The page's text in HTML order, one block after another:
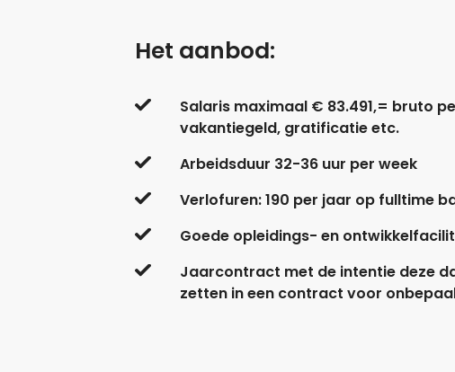
Het aanbod:
Salaris maximaal € 83.491,= bruto
vakantiegeld, gratificatie etc.
Arbeidsduur 32-36 uur per week
Verlofuren: 190 per jaar op fulltime
Goede opleidings- en
Jaarcontract met de intentie deze
zetten in een contract voor